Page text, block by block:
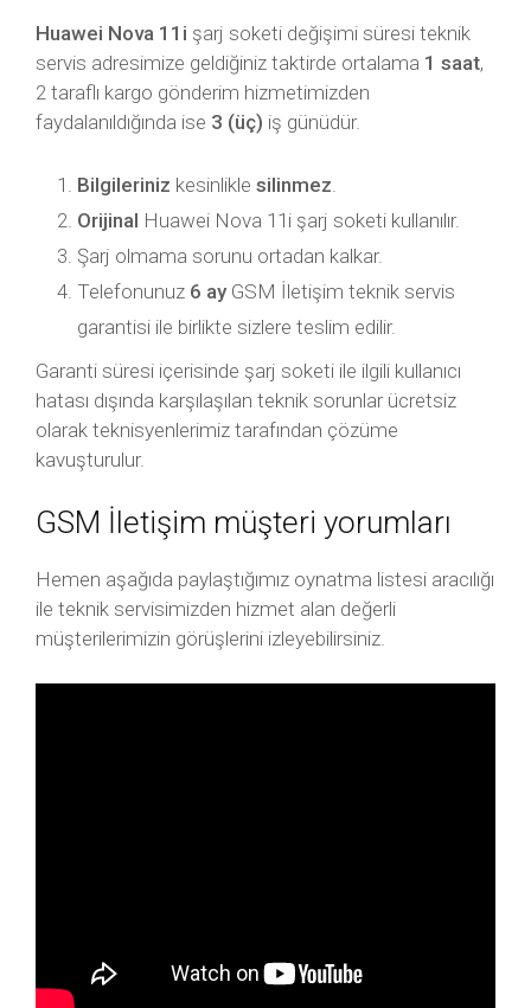
Huawei Nova 11i şarj soketi değişimi süresi teknik
servis adresimize geldiğiniz taktirde ortalama 1 saat,
2 taraflı kargo gönderim hizmetimizden
faydalanıldığında ise 3 (üç) iş günüdür.
Bilgileriniz kesinlikle silinmez.
Orijinal Huawei Nova 11i şarj soketi kullanılır.
Şarj olmama sorunu ortadan kalkar.
Telefonunuz 6 ayGSM İletişim teknik servis
garantisi ile birlikte sizlere teslim edilir.
Garanti süresi içerisinde şarj soketi ile ilgili kullanıcı
hatası dışında karşılaşılan teknik sorunlar ücretsiz
olarak teknisyenlerimiz tarafından çözüme
kavuşturulur.
GSM İletişim müşteri yorumları
Hemen aşağıda paylaştığımız oynatma listesi aracılığı
ile teknik servisimizden hizmet alan değerli
müşterilerimizin görüşlerini izleyebilirsiniz.